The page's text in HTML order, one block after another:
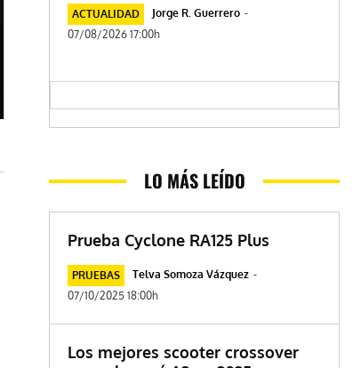
ACTUALIDAD Jorge R. Guerrero -
07/08/2026 17:00h
LO MÁS LEÍDO
Prueba Cyclone RA125 Plus
PRUEBAS Telva Somoza Vázquez -
07/10/2025 18:00h
Los mejores scooter crossover